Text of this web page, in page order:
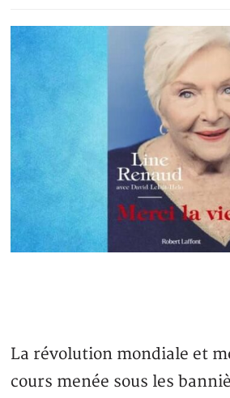
La révolution mondiale et
cours menée sous les